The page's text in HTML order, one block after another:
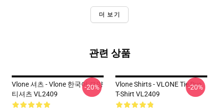
더 보기
관련 상품
Vlone 셔츠 - Vlone 한국어 모양
티셔츠 VL2409
-20%
Vlone Shirts - VLONE Tie Dye
T-Shirt VL2409
-20%